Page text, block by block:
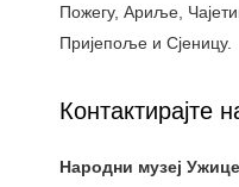
Пожегу, Ариље,
Пријепоље и Сјеницу.
Контактирајте
Народни музеј Ужице